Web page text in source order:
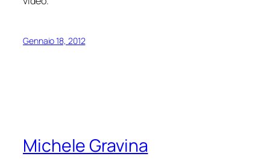
Gennaio 18, 2012
Michele Gravina